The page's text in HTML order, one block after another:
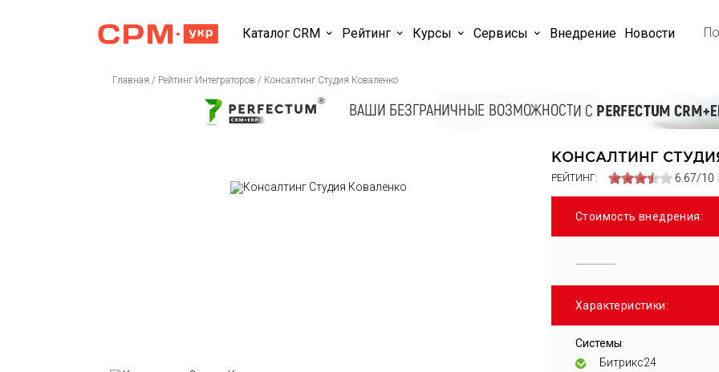
Каталог CRM Рейтинг Курсы Cервисы Внедрение Новости
Главная / Рейтинг Интеграторов / Консалтинг Студия Коваленко
КОНСАЛТИНГ
РЕЙТИНГ: 6.67/10
Стоимость внедрения:
Характеристики:
Системы:
Битрикс24